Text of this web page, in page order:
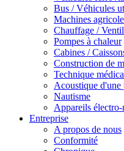
Bus / Véhicules
Machines
Chauffage /
Pompes à chaleur
Cabines /
Construction de
Technique
Acoustique d'une
Nautisme
Appareils électro-
Entreprise
A propos de nous
Conformité